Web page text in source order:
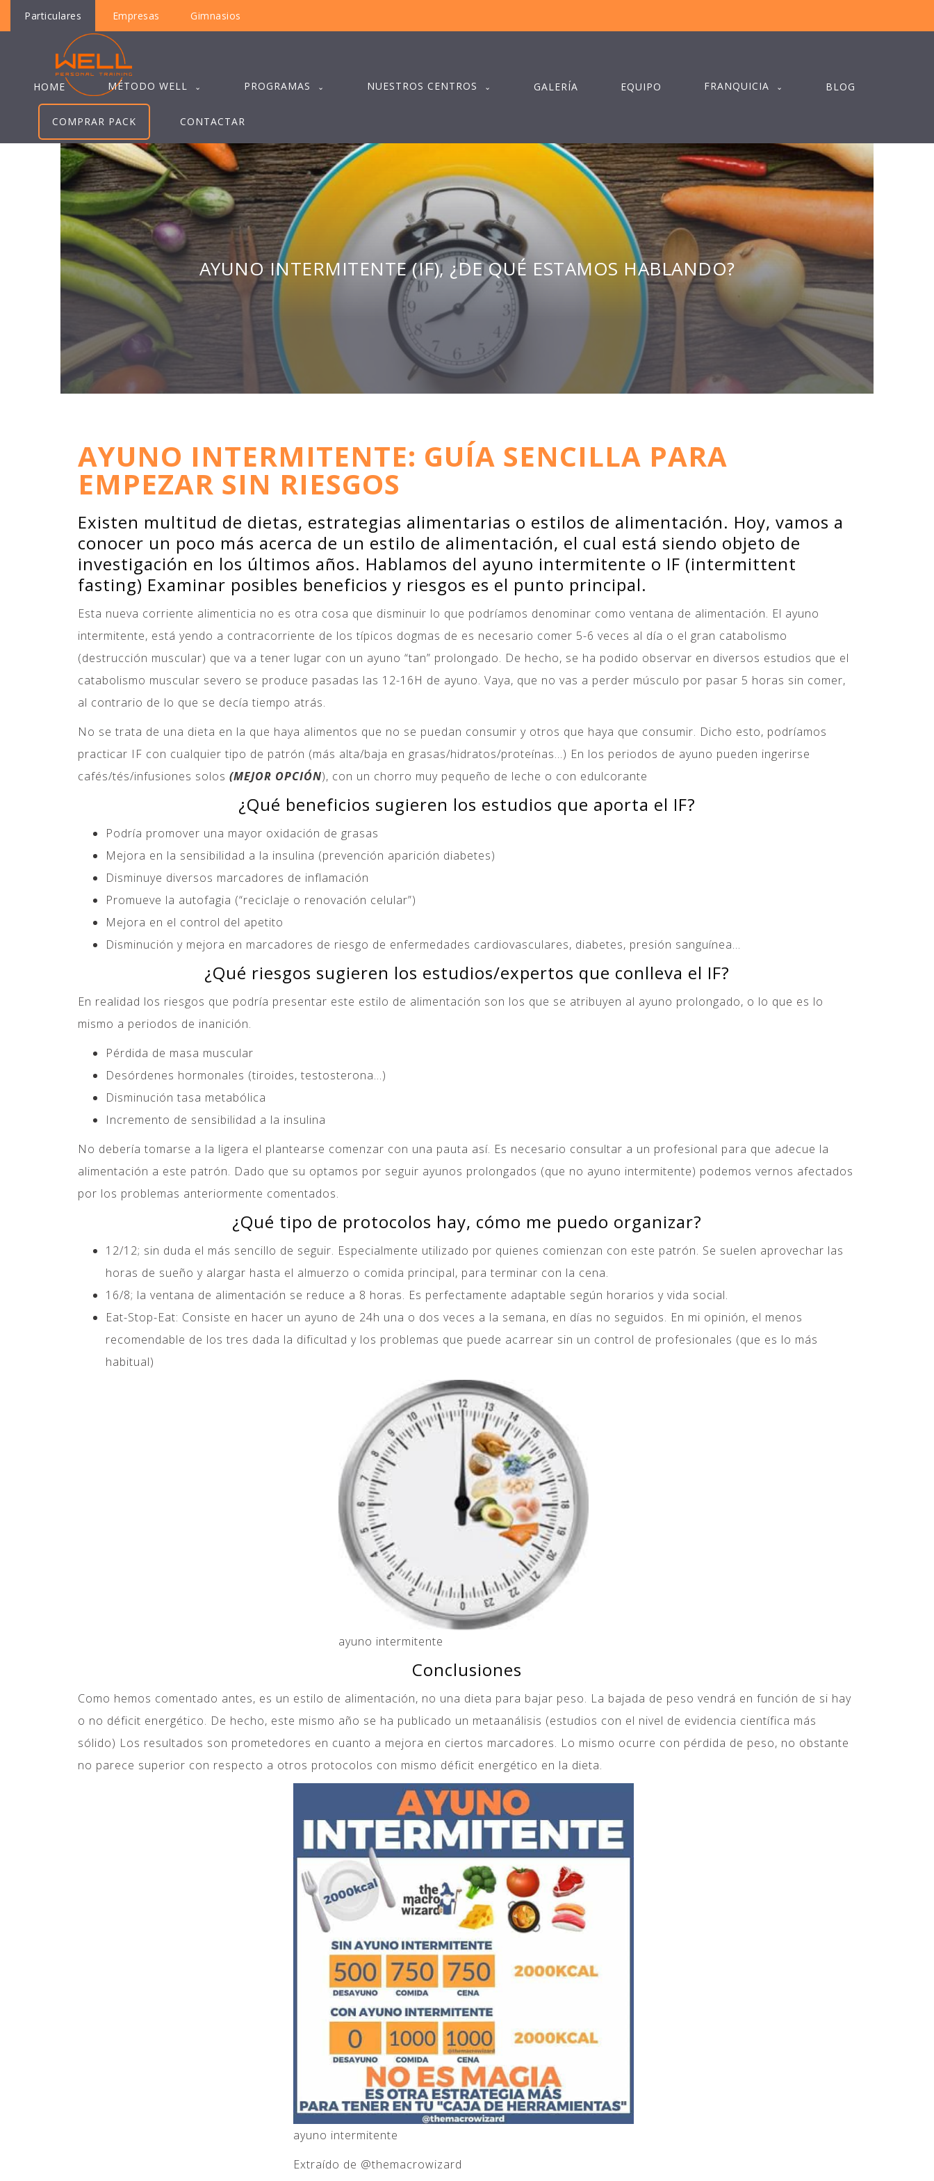
Particulares Empresas Gimnasios
HOME MÉTODO WELL PROGRAMAS NUESTROS CENTROS GALERÍA EQUIPO FRANQUICIA BLOG
COMPRAR PACK CONTACTAR
AYUNO INTERMITENTE (IF), ¿DE QUÉ ESTAMOS HABLANDO?
AYUNO INTERMITENTE: GUÍA SENCILLA PARA
EMPEZAR SIN RIESGOS
Existen multitud de dietas, estrategias alimentarias o estilos de alimentación. Hoy, vamos a
conocer un poco más acerca de un estilo de alimentación, el cual está siendo objeto de
investigación en los últimos años. Hablamos del ayuno intermitente o IF (intermittent
fasting) Examinar posibles beneficios y riesgos es el punto principal.
Esta nueva corriente alimenticia no es otra cosa que disminuir lo que podríamos denominar como ventana de alimentación. El ayuno
intermitente, está yendo a contracorriente de los típicos dogmas de es necesario comer 5-6 veces al día o el gran catabolismo
(destrucción muscular) que va a tener lugar con un ayuno “tan” prolongado. De hecho, se ha podido observar en diversos estudios que el
catabolismo muscular severo se produce pasadas las 12-16H de ayuno. Vaya, que no vas a perder músculo por pasar 5 horas sin comer,
al contrario de lo que se decía tiempo atrás.
No se trata de una dieta en la que haya alimentos que no se puedan consumir y otros que haya que consumir. Dicho esto, podríamos
practicar IF con cualquier tipo de patrón (más alta/baja en grasas/hidratos/proteínas…) En los periodos de ayuno pueden ingerirse
cafés/tés/infusiones solos (MEJOR OPCIÓN), con un chorro muy pequeño de leche o con edulcorante
¿Qué beneficios sugieren los estudios que aporta el IF?
Podría promover una mayor oxidación de grasas
Mejora en la sensibilidad a la insulina (prevención aparición diabetes)
Disminuye diversos marcadores de inflamación
Promueve la autofagia (“reciclaje o renovación celular”)
Mejora en el control del apetito
Disminución y mejora en marcadores de riesgo de enfermedades cardiovasculares, diabetes, presión sanguínea…
¿Qué riesgos sugieren los estudios/expertos que conlleva el IF?
En realidad los riesgos que podría presentar este estilo de alimentación son los que se atribuyen al ayuno prolongado, o lo que es lo
mismo a periodos de inanición.
Pérdida de masa muscular
Desórdenes hormonales (tiroides, testosterona…)
Disminución tasa metabólica
Incremento de sensibilidad a la insulina
No debería tomarse a la ligera el plantearse comenzar con una pauta así. Es necesario consultar a un profesional para que adecue la
alimentación a este patrón. Dado que su optamos por seguir ayunos prolongados (que no ayuno intermitente) podemos vernos afectados
por los problemas anteriormente comentados.
¿Qué tipo de protocolos hay, cómo me puedo organizar?
12/12; sin duda el más sencillo de seguir. Especialmente utilizado por quienes comienzan con este patrón. Se suelen aprovechar las
horas de sueño y alargar hasta el almuerzo o comida principal, para terminar con la cena.
16/8; la ventana de alimentación se reduce a 8 horas. Es perfectamente adaptable según horarios y vida social.
Eat-Stop-Eat: Consiste en hacer un ayuno de 24h una o dos veces a la semana, en días no seguidos. En mi opinión, el menos
recomendable de los tres dada la dificultad y los problemas que puede acarrear sin un control de profesionales (que es lo más
habitual)
ayuno intermitente
Conclusiones
Como hemos comentado antes, es un estilo de alimentación, no una dieta para bajar peso. La bajada de peso vendrá en función de si hay
o no déficit energético. De hecho, este mismo año se ha publicado un metaanálisis (estudios con el nivel de evidencia científica más
sólido) Los resultados son prometedores en cuanto a mejora en ciertos marcadores. Lo mismo ocurre con pérdida de peso, no obstante
no parece superior con respecto a otros protocolos con mismo déficit energético en la dieta.
ayuno intermitente
Extraído de @themacrowizard